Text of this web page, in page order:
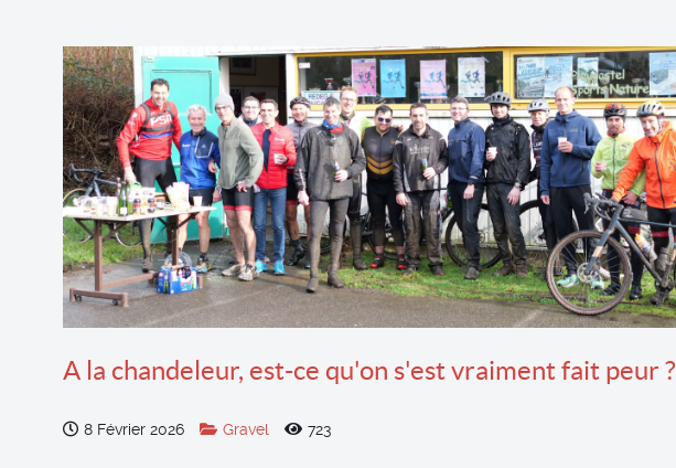
A la chandeleur, est-ce qu'on s'est vraiment fait peur ?
8 Février 2026 Gravel 723